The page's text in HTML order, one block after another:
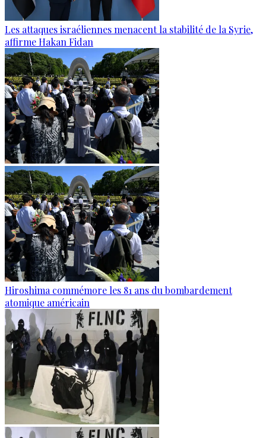
Les attaques israéliennes menacent la stabilité de la Syrie,
affirme Hakan Fidan
Hiroshima commémore les 81 ans du bombardement
atomique américain